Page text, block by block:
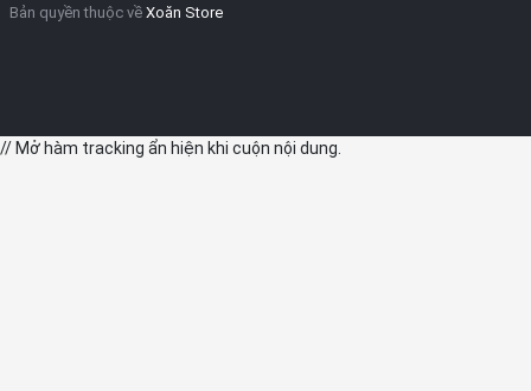
Bản quyền thuộc về Xoăn Store
// Mở hàm tracking ẩn hiện khi cuộn nội dung.